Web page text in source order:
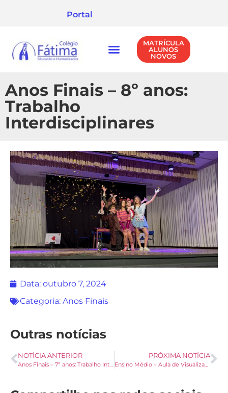
Portal
MATRÍCULA
ALUNOS
NOVOS
Anos Finais – 8º anos:
Trabalho
Interdisciplinares
Data: outubro 7, 2024
Categoria: Anos Finais
Outras notícias
NOTÍCIA ANTERIOR
Anos Finais – 7º anos: Trabalho Interdisciplinar
PRÓXIMA NOTÍCIA
Ensino Médio – Aula de Visualização de Moléculas